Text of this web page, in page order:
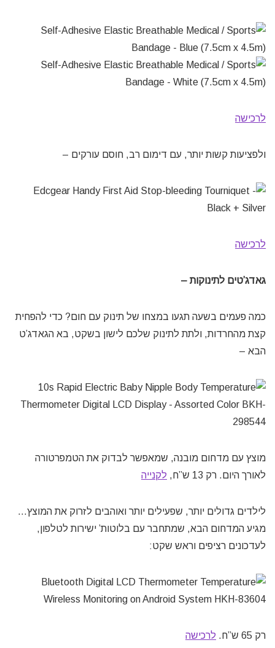
לרכישה
ולפציעות קשות יותר, עם דימום רב, חוסם עורקים –
לרכישה
גאדג’טים לתינוקות –
כמה פעמים בשעה תגעו במצחו של תינוק עם חום? כדי להפחית
קצת מהחרדות, ולתת לתינוק שלכם לישון בשקט, בא הגאדג’ט
הבא –
מוצץ עם מדחום מובנה, שמאפשר לבדוק את הטמפרטורה
לאורך היום. רק 13 ש”ח,
לקנייה
לילדים גדולים יותר, שפעילים יותר ואוהבים לזרוק את המוצץ…
מגיע המדחום הבא, שמתחבר עם בלוטות’ ישירות לטלפון,
לעדכונים רציפים וראש שקט:
רק 65 ש”ח. לרכישה